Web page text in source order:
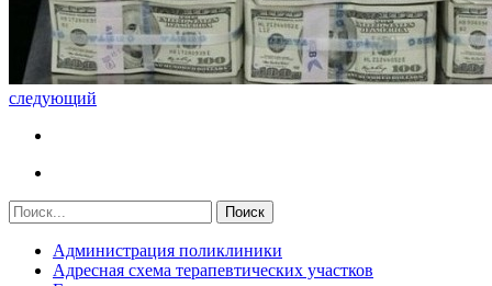
следующий
Администрация поликлиники
Адресная схема терапевтических участков